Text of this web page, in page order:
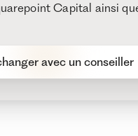
Capital ainsi
avec un conseiller